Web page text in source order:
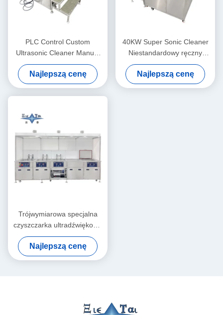
PLC Control Custom
Ultrasonic Cleaner Manual
Supersonic Ultrasonic
Cleaner 40KW
Najlepszą cenę
40KW Super Sonic Cleaner
Niestandardowy ręczny
ultradźwiękowy czyściciel
Najlepszą cenę
Trójwymiarowa specjalna
czyszczarka ultradźwiękowa
30KW czyszczarka
ultradźwiękowa pralka
40KHZ
Najlepszą cenę